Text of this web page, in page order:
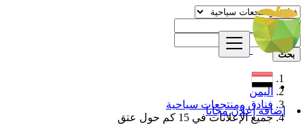
إضافة إعلان مجانا
بحث
اليمن
فنادق ومنتجعات سياحية
جميع الإعلانات في 15 كم حول عتق